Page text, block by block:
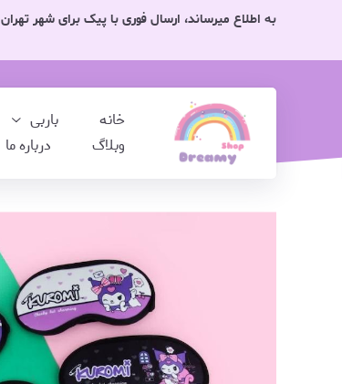
به اطلاع میرساند، ارسال فوری با پیک برای شهر
خانه باربی
وبلاگ
درباره ما